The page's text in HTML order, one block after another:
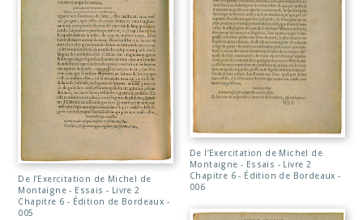
De l’Exercitation de Michel de
Montaigne - Essais - Livre 2
Chapitre 6 - Édition de Bordeaux -
005
De l’Exercitation de Michel de
Montaigne - Essais - Livre 2
Chapitre 6 - Édition de Bordeaux -
006